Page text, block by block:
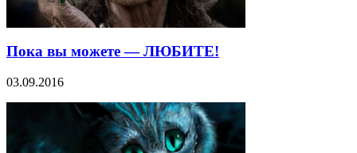
Пока вы можете — ЛЮБИТЕ!
03.09.2016